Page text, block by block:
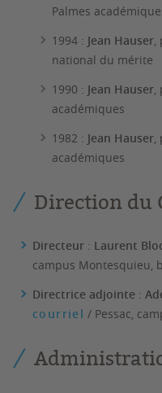
Palmes
1994 : Jean Hauser,
national du mérite
1990 : Jean Hauser,
académiques
1982 : Jean Hauser,
académiques
Direction du
Directeur : Laurent
campus Montesquieu,
Directrice adjointe :
courriel / Pessac,